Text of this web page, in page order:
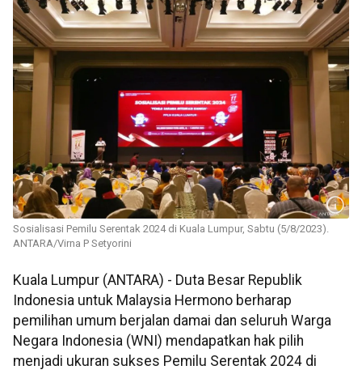
Sosialisasi Pemilu Serentak 2024 di Kuala Lumpur, Sabtu (5/8/2023).
ANTARA/Virna P Setyorini
Kuala Lumpur (ANTARA) - Duta Besar Republik
Indonesia untuk Malaysia Hermono berharap
pemilihan umum berjalan damai dan seluruh Warga
Negara Indonesia (WNI) mendapatkan hak pilih
menjadi ukuran sukses Pemilu Serentak 2024 di